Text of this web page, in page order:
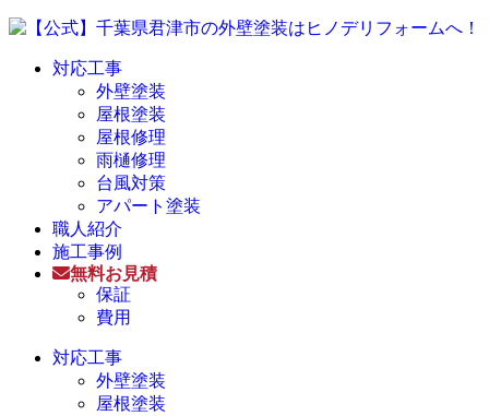
対応工事
外壁塗装
屋根塗装
屋根修理
雨樋修理
台風対策
アパート塗装
職人紹介
施工事例
無料お見積
保証
費用
対応工事
外壁塗装
屋根塗装